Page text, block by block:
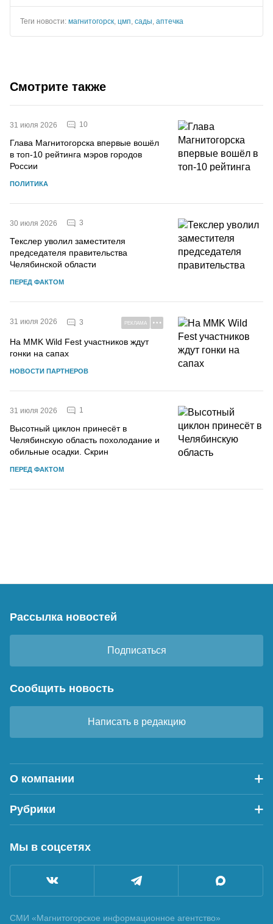
Теги новости: магнитогорск цмп сады аптечка
Смотрите также
31 июля 2026 10
Глава Магнитогорска впервые вошёл
в топ-10 рейтинга мэров городов
России
ПОЛИТИКА
30 июля 2026 3
Текслер уволил заместителя
председателя правительства
Челябинской области
ПЕРЕД ФАКТОМ
31 июля 2026 3 РЕКЛАМА
На MMK Wild Fest участников ждут
гонки на сапах
НОВОСТИ ПАРТНЕРОВ
31 июля 2026 1
Высотный циклон принесёт в
Челябинскую область похолодание и
обильные осадки. Скрин
ПЕРЕД ФАКТОМ
Рассылка новостей
Подписаться
Сообщить новость
Написать в редакцию
О компании
Рубрики
Мы в соцсетях
СМИ «Магнитогорское информационное агентство»